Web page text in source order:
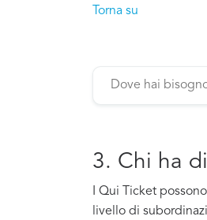
Torna su
3. Chi ha
I Qui Ticket
livello di